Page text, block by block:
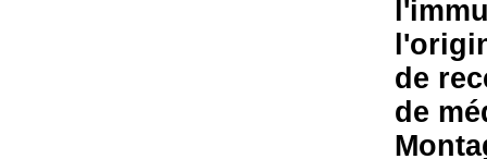
de
de